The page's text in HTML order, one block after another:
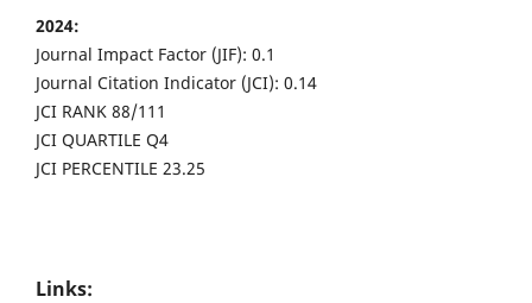
2024:
Journal Impact Factor (JIF): 0.1
Journal Citation Indicator (JCI): 0.14
JCI RANK 88/111
JCI QUARTILE Q4
JCI PERCENTILE 23.25
Links: